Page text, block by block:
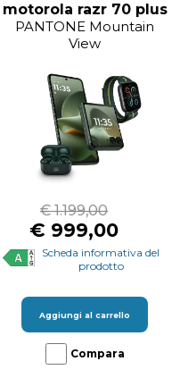
motorola razr 70 plus
PANTONE Mountain
View
€ 1.199,00
€ 999,00
Scheda informativa del
prodotto
Aggiungi al carrello
Compara